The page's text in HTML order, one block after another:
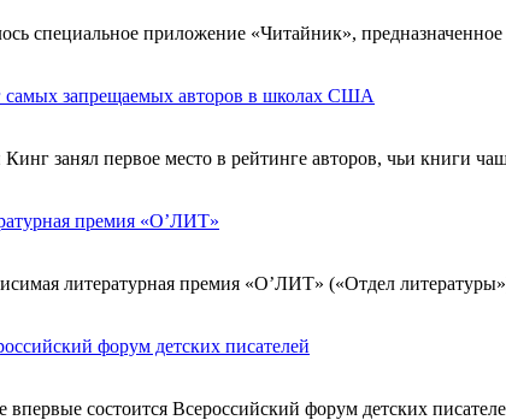
специальное приложение «Читайник»,
самых запрещаемых авторов в школах США
занял первое место в рейтинге авторов, чьи книги
премия «О’ЛИТ»
литературная премия «О’ЛИТ» («Отдел
форум детских писателей
впервые состоится Всероссийский форум детских